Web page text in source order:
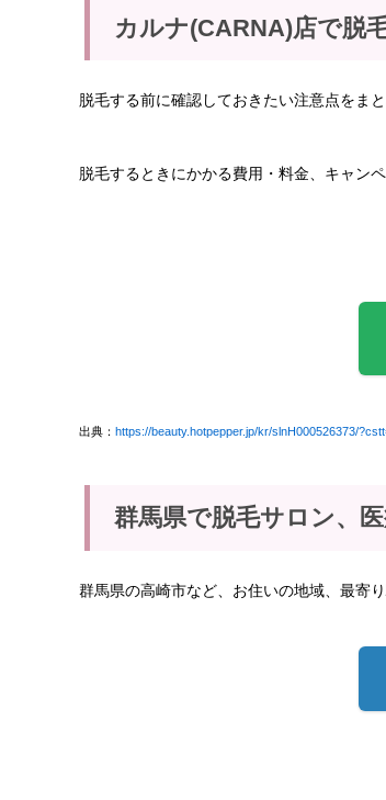
カルナ(CARNA)店で脱
脱毛する前に確認しておきたい注意点をま
脱毛するときにかかる費用・料金、キャン
出典： https://beauty.hotpepper.jp/kr/slnH000526373/
群馬県で脱毛サロン、
群馬県の高崎市など、お住いの地域、最寄